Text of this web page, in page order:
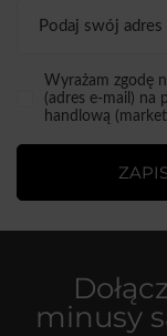
Podaj swój adres
Wyrażam zgodę
(adres e-mail) na
handlową
minusy